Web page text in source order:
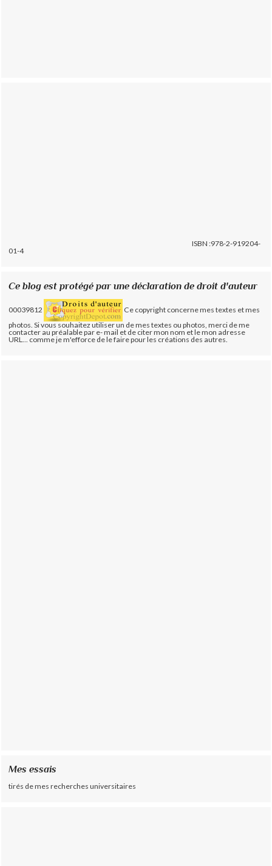
ISBN :978-2-919204-
01-4
Ce blog est protégé par une déclaration de droit d'auteur
00039812
Ce copyright concerne mes textes et mes
photos. Si vous souhaitez utiliser un de mes textes ou photos, merci de me
contacter au préalable par e- mail et de citer mon nom et le mon adresse
URL... comme je m'efforce de le faire pour les créations des autres.
Mes essais
tirés de mes recherches universitaires